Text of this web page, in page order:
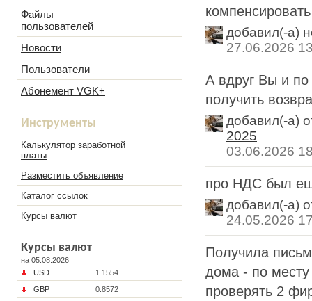
Файлы
пользователей
Новости
Пользователи
Абонемент VGK+
Инструменты
Калькулятор заработной
платы
Разместить объявление
Каталог ссылок
Курсы валют
Курсы валют
на 05.08.2026
USD
1.1554
GBP
0.8572
добавил(-а)
27.06.2026
А вдруг Вы и по
получить
добавил(-а)
2025
03.06.2026
про НДС был
добавил(-а)
24.05.2026
Получила
дома - по месту
проверять 2